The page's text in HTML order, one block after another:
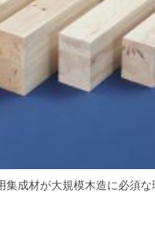
集成材が大規模木造に必須な